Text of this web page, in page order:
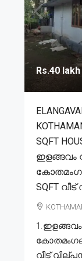
Rs.40 lakh
SQFT
ഇളങ്ങവം
SQFT
വീട്